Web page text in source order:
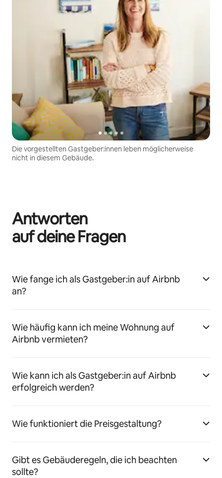
Die vorgestellten Gastgeber:innen leben möglicherweise
nicht in diesem Gebäude.
Antworten
auf deine Fragen
Wie fange ich als Gastgeber:in auf Airbnb
an?
Wie häufig kann ich meine Wohnung auf
Airbnb vermieten?
Wie kann ich als Gastgeber:in auf Airbnb
erfolgreich werden?
Wie funktioniert die Preisgestaltung?
Gibt es Gebäuderegeln, die ich beachten
sollte?